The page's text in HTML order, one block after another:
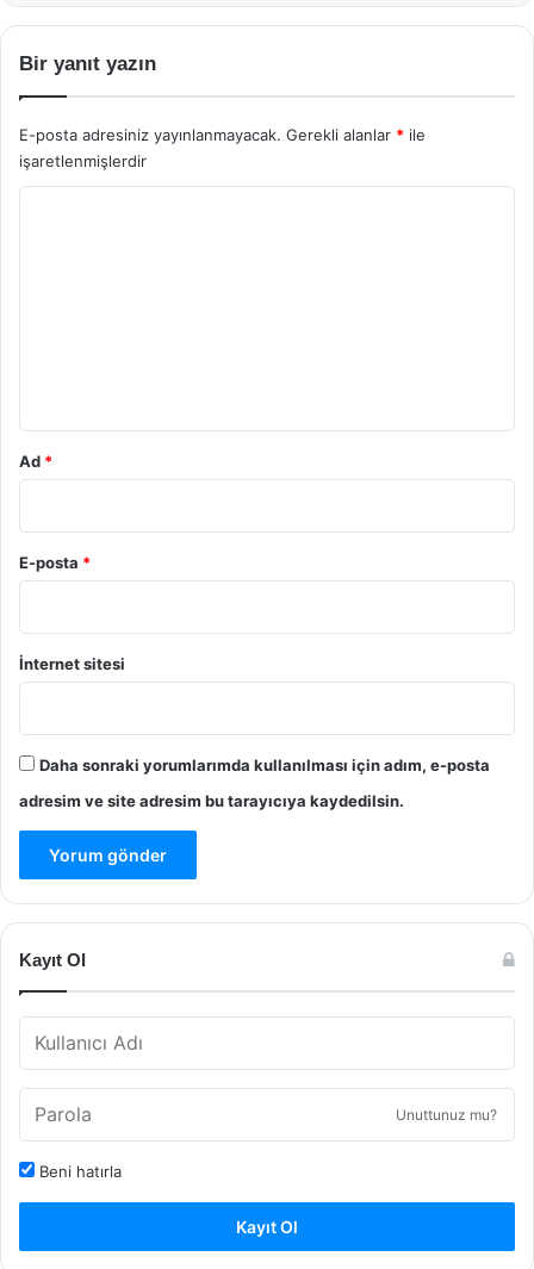
Bir yanıt yazın
E-posta adresiniz yayınlanmayacak. Gerekli alanlar * ile
işaretlenmişlerdir
Ad *
E-posta *
İnternet sitesi
Daha sonraki yorumlarımda kullanılması için adım, e-posta
adresim ve site adresim bu tarayıcıya kaydedilsin.
Kayıt Ol
Unuttunuz mu?
Beni hatırla
Kayıt Ol